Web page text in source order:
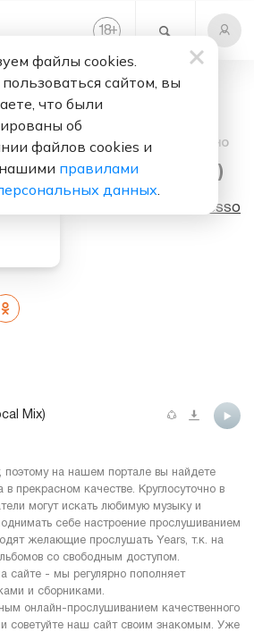
18+
Слушать бесплатно
Years (Single)
Alesso
Mix)
поэтому на нашем портале вы найдете
в прекрасном качестве. Круглосуточно в
могут искать любимую музыку и
себе настроение прослушиванием
желающие прослушать Years, т.к. на
со свободным доступом.
сайте - мы регулярно пополняет
и сборниками.
онлайн-прослушиванием качественного
и советуйте наш сайт своим знакомым. Уже
файлы cookies.
сайтом, вы
что были
об
файлов cookies и
правилами
данных.